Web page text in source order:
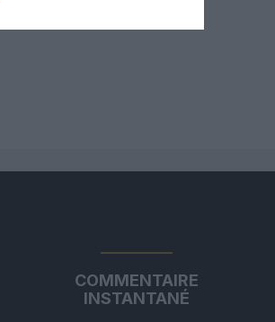
COMMENTAIRE
INSTANTANÉ